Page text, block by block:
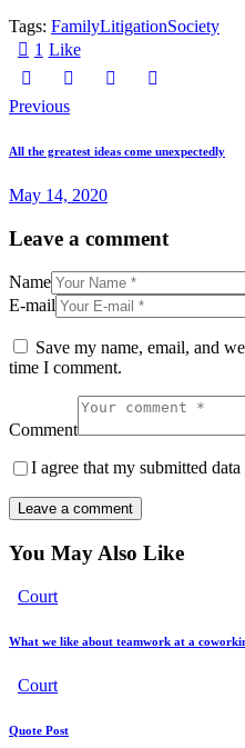
Tags: FamilyLitigationSociety
1 Like
Previous
All the greatest ideas come unexpectedly
May 14, 2020
Leave a comment
Name
E-mail
Save my name, email, and
time I comment.
Comment
I agree that my submitted
You May Also Like
Court
What we like about teamwork at a
Court
Quote Post